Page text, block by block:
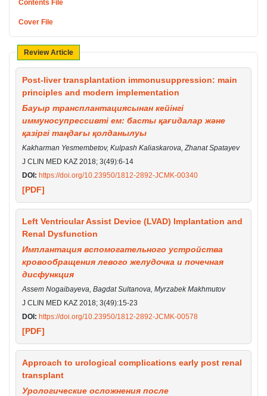
Contents File
Cover File
Review Article
Post-liver transplantation immonusuppression: main
principles and modern implementation
Бауыр трансплантациясынан кейінгі
иммуносупрессивті ем: басты қағидалар және
қазіргі таңдағы қолданылуы
Kakharman Yesmembetov, Kulpash Kaliaskarova, Zhanat Spatayev
J CLIN MED KAZ 2018; 3(49):6-14
DOI: https://doi.org/10.23950/1812-2892-JCMK-00340
[PDF]
Left Ventricular Assist Device (LVAD) Implantation and
Renal Dysfunction
Имплантация вспомогательного устройства
кровообращения левого желудочка и почечная
дисфункция
Assem Nogaibayeva, Bagdat Sultanova, Myrzabek Makhmutov
J CLIN MED KAZ 2018; 3(49):15-23
DOI: https://doi.org/10.23950/1812-2892-JCMK-00578
[PDF]
Approach to urological complications early post renal
transplant
Урологические осложнения после